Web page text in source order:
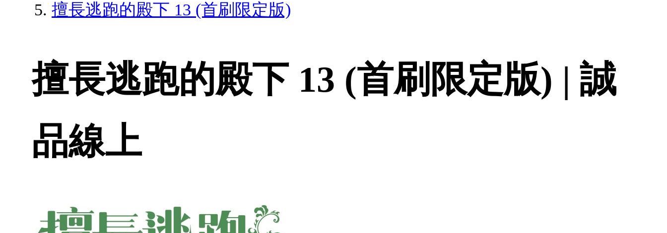
擅長逃跑的殿下 13 (首刷限定版)
擅長逃跑的殿下 13 (首刷限定版) | 誠
品線上